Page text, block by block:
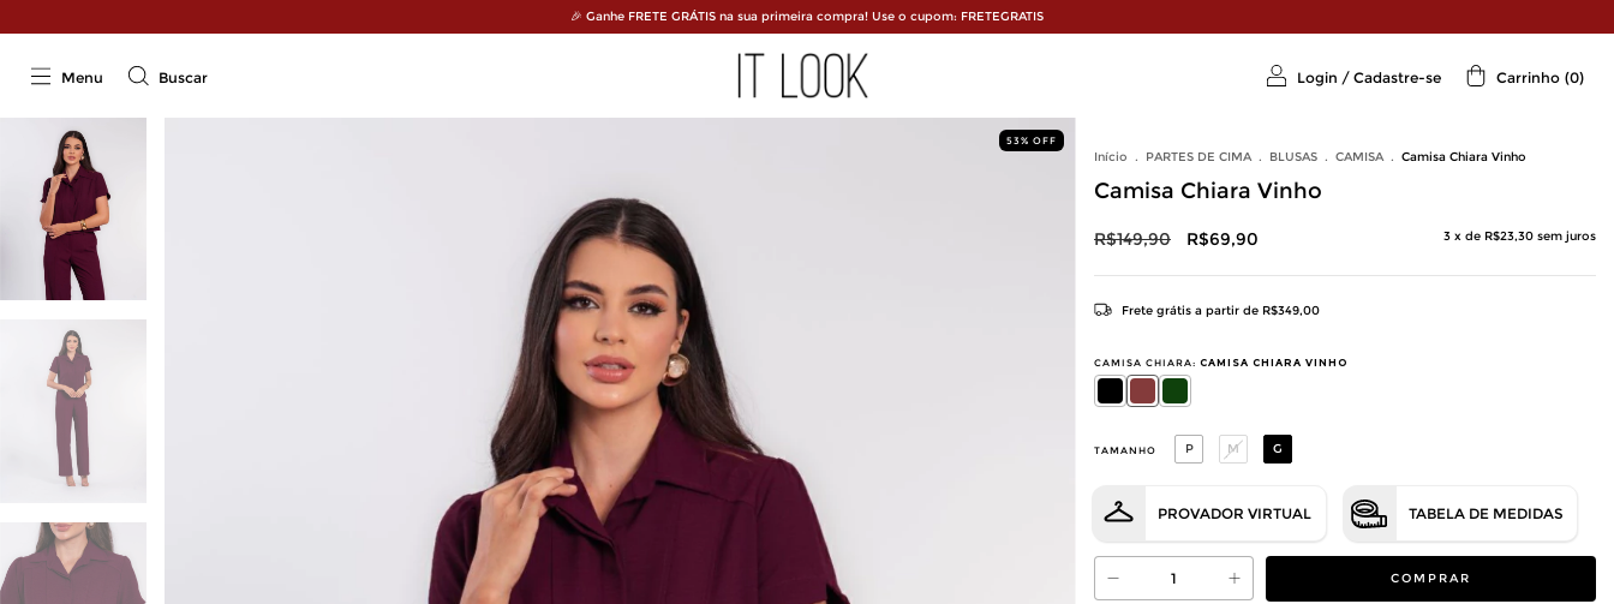
🎉 Ganhe FRETE GRÁTIS na sua primeira compra! Use o cupom: FRETEGRATIS
Menu Buscar Login / Cadastre-se Carrinho (0)
53% OFF
Início . PARTES DE CIMA . BLUSAS . CAMISA . Camisa Chiara Vinho
Camisa Chiara Vinho
R$149,90 R$69,90 3 x de R$23,30 sem juros
Frete grátis a partir de R$349,00
CAMISA CHIARA: CAMISA CHIARA VINHO
TAMANHO P M G
PROVADOR VIRTUAL TABELA DE MEDIDAS